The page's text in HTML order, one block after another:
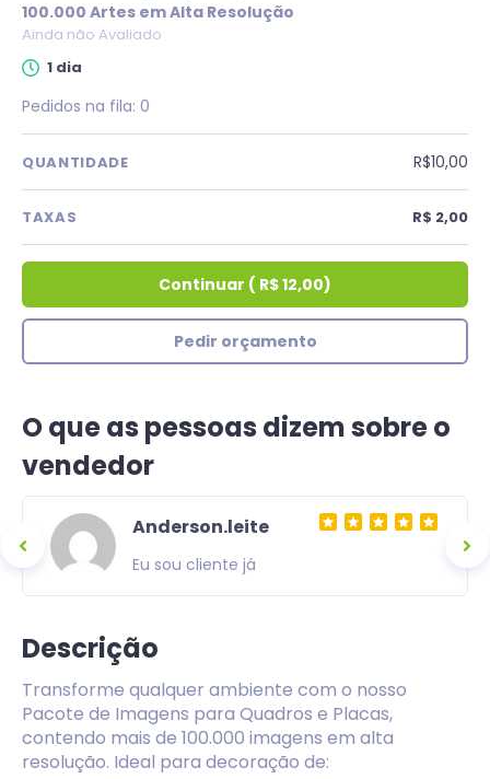
100.000 Artes em Alta Resolução
Ainda não Avaliado
1 dia
Pedidos na fila: 0
QUANTIDADE R$10,00
TAXAS R$ 2,00
Continuar ( R$ 12,00)
Pedir orçamento
O que as pessoas dizem sobre o
vendedor
Anderson.leite
Eu sou cliente já
Descrição
Transforme qualquer ambiente com o nosso
Pacote de Imagens para Quadros e Placas,
contendo mais de 100.000 imagens em alta
resolução. Ideal para decoração de: